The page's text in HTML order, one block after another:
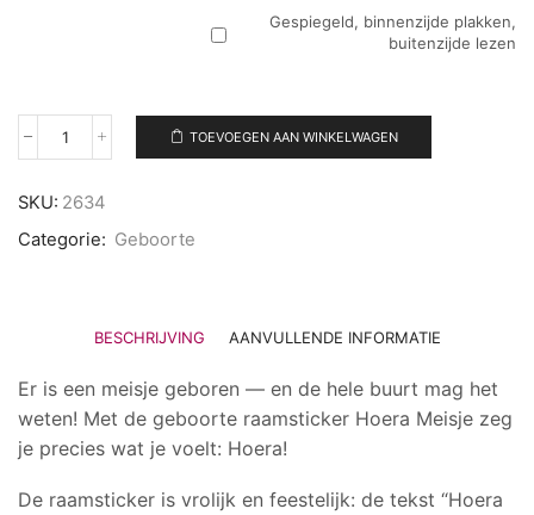
Gespiegeld, binnenzijde plakken,
buitenzijde lezen
Geboorte
Meisje
aantal
TOEVOEGEN AAN WINKELWAGEN
SKU: 2634
Categorie: Geboorte
BESCHRIJVING AANVULLENDE INFORMATIE
Er is een meisje geboren — en de hele buurt mag het
weten! Met de geboorte raamsticker Hoera Meisje zeg
je precies wat je voelt: Hoera!
De raamsticker is vrolijk en feestelijk: de tekst “Hoera